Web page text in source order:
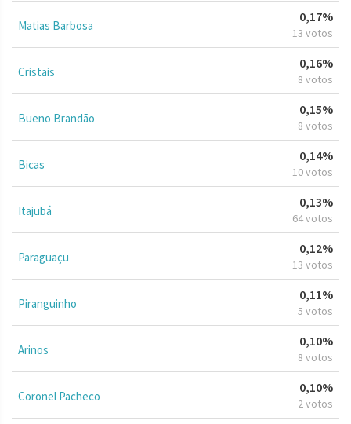
Matias Barbosa
0,17%
13 votos
Cristais
0,16%
8 votos
Bueno Brandão
0,15%
8 votos
Bicas
0,14%
10 votos
Itajubá
0,13%
64 votos
Paraguaçu
0,12%
13 votos
Piranguinho
0,11%
5 votos
Arinos
0,10%
8 votos
Coronel Pacheco
0,10%
2 votos